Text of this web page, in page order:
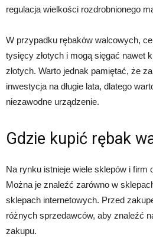
regulacja wielkości rozdrobnionego
W przypadku rębaków walcowych,
tysięcy złotych i mogą sięgać nawet
złotych. Warto jednak pamiętać, że
inwestycja na długie lata, dlatego
niezawodne urządzenie.
Gdzie kupić rębak
Na rynku istnieje wiele sklepów i firm
Można je znaleźć zarówno w
sklepach internetowych. Przed
różnych sprzedawców, aby znaleźć
zakupu.